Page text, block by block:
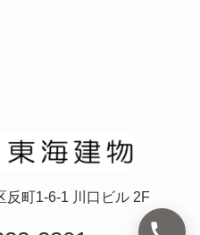
反町1-6-1 川口ビル 2F